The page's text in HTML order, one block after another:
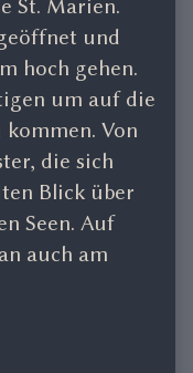
St. Marien.
und
hoch gehen.
um auf die
Von
die sich
Blick über
Seen. Auf
auch am